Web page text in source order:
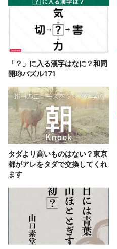
「？」に入る漢字はなに？和同
開珎パズル171
タダより高いものはない？東京
都がアレをタダで交換してくれ
ます